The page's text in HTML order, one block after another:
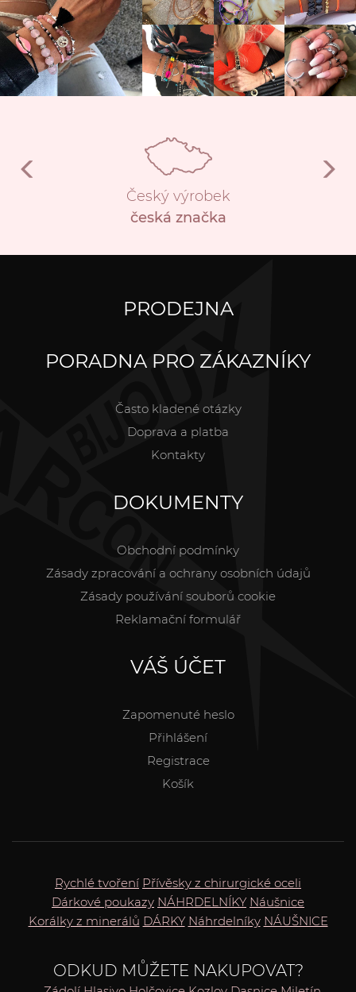
Český výrobek
česká značka
PRODEJNA
PORADNA PRO ZÁKAZNÍKY
Často kladené otázky
Doprava a platba
Kontakty
DOKUMENTY
Obchodní podmínky
Zásady zpracování a ochrany osobních údajů
Zásady používání souborů cookie
Reklamační formulář
VÁŠ ÚČET
Zapomenuté heslo
Přihlášení
Registrace
Košík
Rychlé tvoření Přívěsky z chirurgické oceli
Dárkové poukazy NÁHRDELNÍKY Náušnice
Korálky z minerálů DÁRKY Náhrdelníky NÁUŠNICE
ODKUD MŮŽETE NAKUPOVAT?